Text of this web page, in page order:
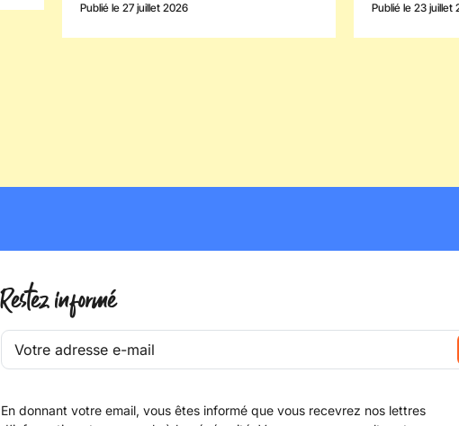
procédure d'assistance éducative
le droit d'être assisté d'un avocat.
Publié le 27 juillet 2026
d'enfants
Publié le 23 juillet
Restez informé
En donnant votre email, vous êtes informé que vous recevrez nos lettres